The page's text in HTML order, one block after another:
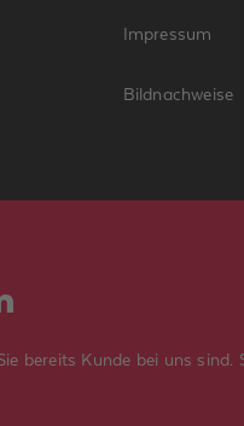
Impressum
Bildnachweise
bereits Kunde bei uns sind.